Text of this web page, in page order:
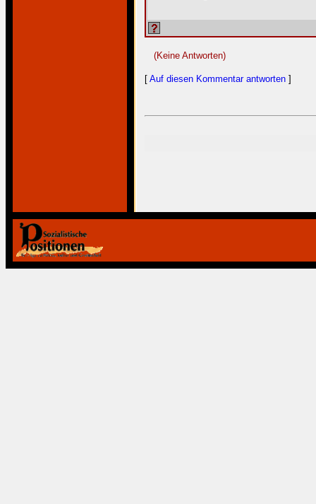
(Keine Antworten)
[ Auf diesen Kommentar antworten ]